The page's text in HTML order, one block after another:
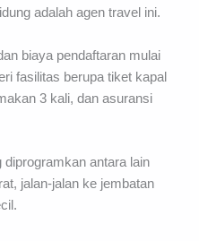
adalah agen travel ini.
biaya pendaftaran mulai
fasilitas berupa tiket kapal
3 kali, dan asuransi
antara lain
jalan-jalan ke jembatan